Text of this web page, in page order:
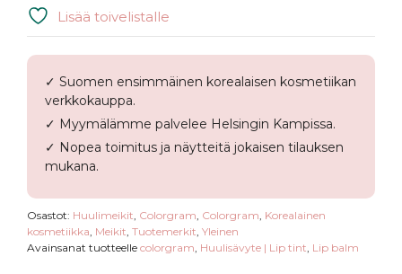
Dory
Lisää toivelistalle
✓ Suomen ensimmäinen korealaisen kosmetiikan
verkkokauppa.
✓ Myymälämme palvelee Helsingin Kampissa.
✓ Nopea toimitus ja näytteitä jokaisen tilauksen
mukana.
Osastot: Huulimeikit Colorgram Colorgram Korealainen
kosmetiikka Meikit Tuotemerkit Yleinen
Avainsanat tuotteelle colorgram Huulisävyte | Lip tint Lip balm